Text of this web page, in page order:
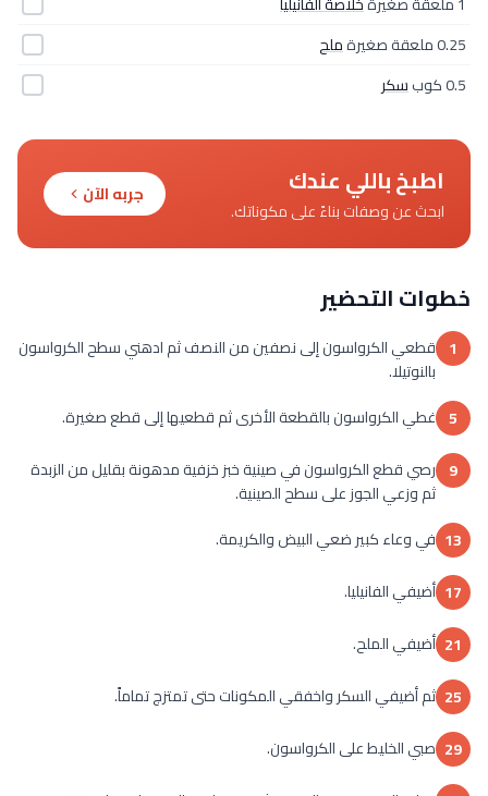
0.25 ملعقة صغيرة
ملح
0.5 كوب
سكر
اطبخ باللي عندك
ابحث عن وصفات بناءً على مكوناتك.
جربه الآن
خطوات التحضير
1 قطعي الكرواسون إلى نصفين من النصف ثم ادهني سطح الكرواسون
بالنوتيلا.
5 غطي الكرواسون بالقطعة الأخرى ثم قطعيها إلى قطع صغيرة.
9 رصي قطع الكرواسون في صينية خبز خزفية مدهونة بقليل من الزبدة
ثم وزعي الجوز على سطح الصينية.
13 في وعاء كبير ضعي البيض والكريمة.
17 أضيفي الفانيليا.
21 أضيفي الملح.
25 ثم أضيفي السكر واخفقي المكونات حتى تمتزج تماماً.
29 صبي الخليط على الكرواسون.